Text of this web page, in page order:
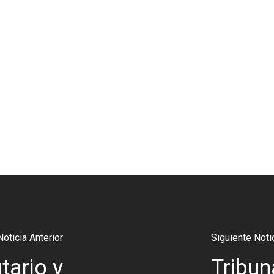
Anterior
y
Siguiente